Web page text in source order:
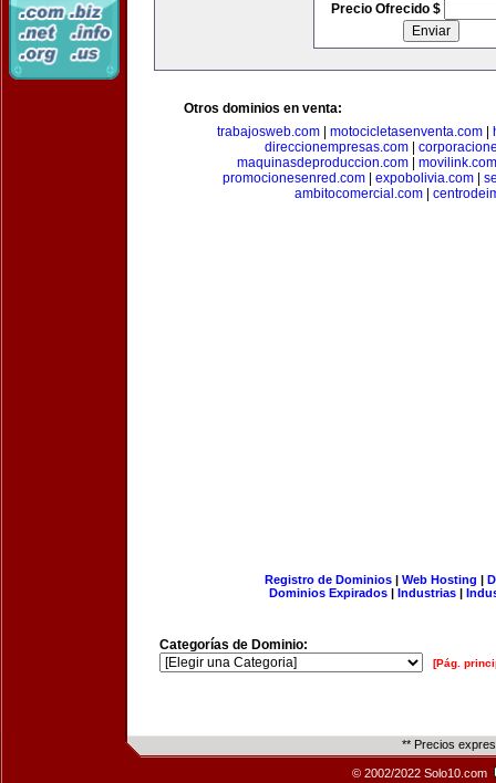
Precio Ofrecido $
Otros dominios en venta:
trabajosweb.com| motocicletasenventa.com|
direccionempresas.com|
maquinasdeproduccion.com
movilink.com
promocionesenred.com| expobolivia.com|
ambitocomercial.com
Registro de Dominios| Web Hosting |
Dominios Expirados | Industrias |
Categorías de Dominio:
[Pág.
** Precios
© 2002/2022 Solo10.com